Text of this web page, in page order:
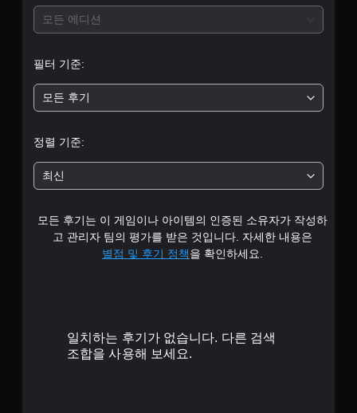
모든 에디션
필터 기준:
모든 후기
정렬 기준:
최신
모든 후기는 이 게임이나 아이템의 인증된 소유자가 작성하
고 관리자 팀의 평가를 받은 것입니다. 자세한 내용은
별점 및 후기 정책을 확인하세요.
일치하는 후기가 없습니다. 다른 검색
조합을 사용해 보세요.